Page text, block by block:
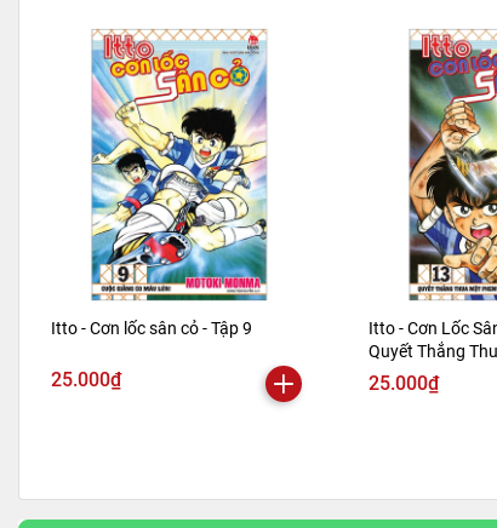
Itto - Cơn lốc sân cỏ - Tập 9
25.000₫
Itto - Cơn Lốc
Quyết Thắng
Bản 2024)
25.000₫